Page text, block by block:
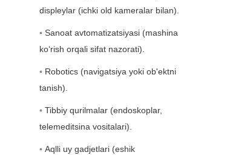
displeylar (ichki old kameralar bilan).
◦ Sanoat avtomatizatsiyasi (mashina
ko‘rish orqali sifat nazorati).
◦ Robotics (navigatsiya yoki ob'ektni
tanish).
◦ Tibbiy qurilmalar (endoskoplar,
telemeditsina vositalari).
◦ Aqlli uy gadjetlari (eshik